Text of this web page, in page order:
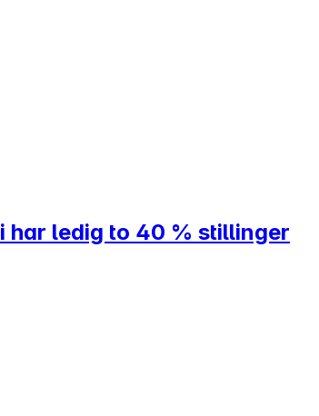
har ledig to 40 % stillinger